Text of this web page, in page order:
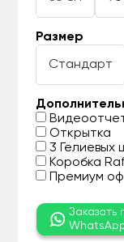
Размер
Стандарт
Открытка
3 Гелиевых
Коробка
Премиум
Заказать